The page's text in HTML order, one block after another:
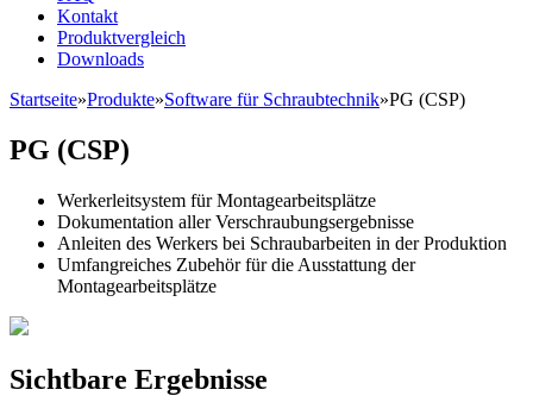
Kontakt
Produktvergleich
Downloads
Startseite»Produkte»Software für Schraubtechnik»PG (CSP)
PG (CSP)
Werkerleitsystem für Montagearbeitsplätze
Dokumentation aller Verschraubungsergebnisse
Anleiten des Werkers bei Schraubarbeiten in der Produktion
Umfangreiches Zubehör für die Ausstattung der
Montagearbeitsplätze
Sichtbare Ergebnisse